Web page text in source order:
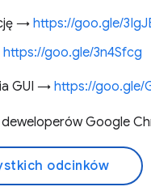
→https://goo.gle/
https://goo.gle/3n4Sfcg
GUI →https://goo.gle/
deweloperów Google
odcinków